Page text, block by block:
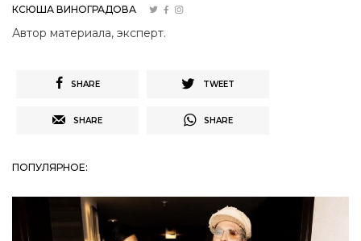
КСЮША ВИНОГРАДОВА
Автор материала, эксперт.
SHARE TWEET
SHARE SHARE
ПОПУЛЯРНОЕ: